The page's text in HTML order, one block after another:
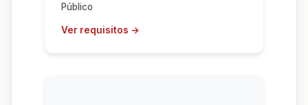
Público